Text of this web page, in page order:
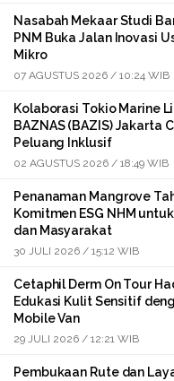
Nasabah Mekaar Studi
PNM Buka Jalan Inovasi
Mikro
07 AGUSTUS 2026 / 10:24 WIB
Kolaborasi Tokio Marine
BAZNAS (BAZIS) Jakarta
Peluang Inklusif
02 AGUSTUS 2026 / 18:49 WIB
Penanaman Mangrove
Komitmen ESG NHM
dan Masyarakat
30 JULI 2026 / 15:12 WIB
Cetaphil Derm On Tour
Edukasi Kulit Sensitif
Mobile Van
29 JULI 2026 / 12:21 WIB
Pembukaan Rute dan